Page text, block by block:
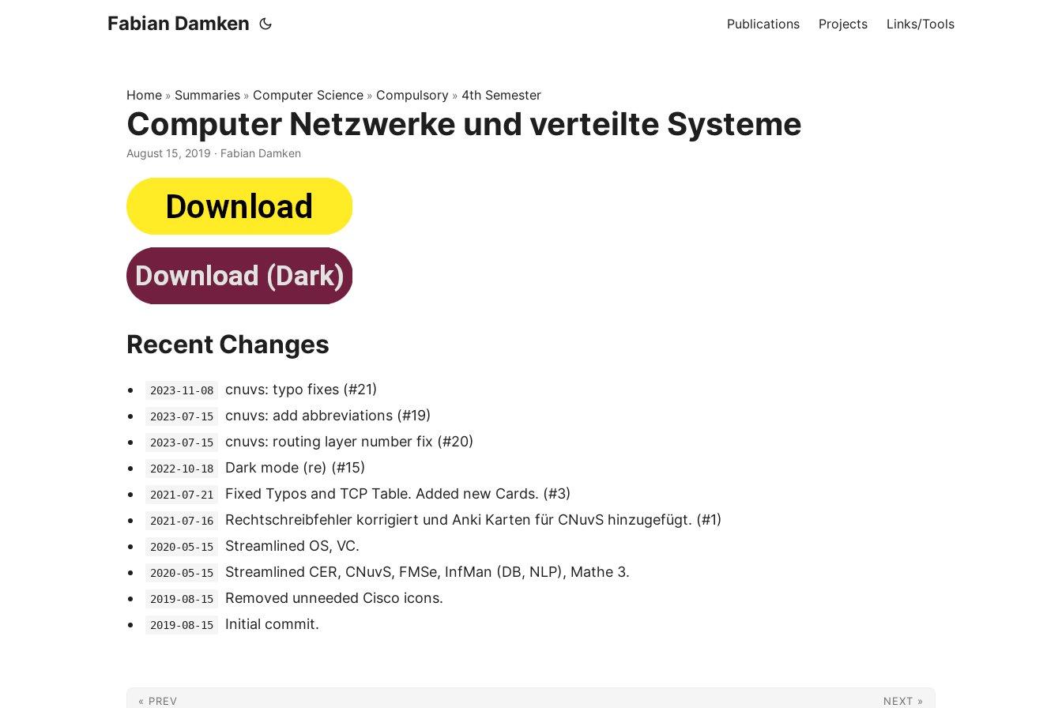
Fabian Damken Publications Projects Links/Tools
Home » Summaries » Computer Science » Compulsory » 4th Semester
Computer Netzwerke und verteilte Systeme
August 15, 2019 · Fabian Damken
Recent Changes
2023-11-08 cnuvs: typo fixes (#21)
2023-07-15 cnuvs: add abbreviations (#19)
2023-07-15 cnuvs: routing layer number fix (#20)
2022-10-18 Dark mode (re) (#15)
2021-07-21 Fixed Typos and TCP Table. Added new Cards. (#3)
2021-07-16 Rechtschreibfehler korrigiert und Anki Karten für CNuvS hinzugefügt. (#1)
2020-05-15 Streamlined OS, VC.
2020-05-15 Streamlined CER, CNuvS, FMSe, InfMan (DB, NLP), Mathe 3.
2019-08-15 Removed unneeded Cisco icons.
2019-08-15 Initial commit.
« PREV NEXT »